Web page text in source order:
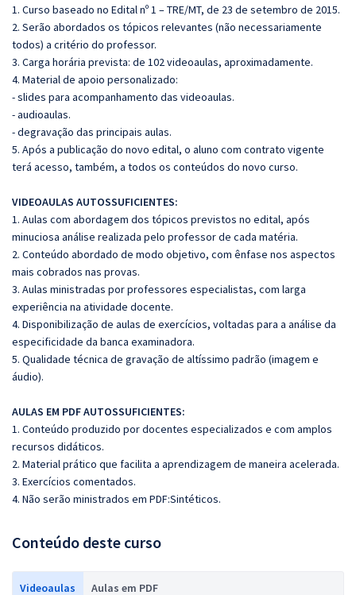
1. Curso baseado no Edital nº 1 – TRE/MT, de 23 de setembro de 2015.
2. Serão abordados os tópicos relevantes (não necessariamente
todos) a critério do professor.
3. Carga horária prevista: de 102 videoaulas, aproximadamente.
4. Material de apoio personalizado:
- slides para acompanhamento das videoaulas.
- audioaulas.
- degravação das principais aulas.
5. Após a publicação do novo edital, o aluno com contrato vigente
terá acesso, também, a todos os conteúdos do novo curso.
VIDEOAULAS AUTOSSUFICIENTES:
1. Aulas com abordagem dos tópicos previstos no edital, após
minuciosa análise realizada pelo professor de cada matéria.
2. Conteúdo abordado de modo objetivo, com ênfase nos aspectos
mais cobrados nas provas.
3. Aulas ministradas por professores especialistas, com larga
experiência na atividade docente.
4. Disponibilização de aulas de exercícios, voltadas para a análise da
especificidade da banca examinadora.
5. Qualidade técnica de gravação de altíssimo padrão (imagem e
áudio).
AULAS EM PDF AUTOSSUFICIENTES:
1. Conteúdo produzido por docentes especializados e com amplos
recursos didáticos.
2. Material prático que facilita a aprendizagem de maneira acelerada.
3. Exercícios comentados.
4. Não serão ministrados em PDF:Sintéticos.
Conteúdo deste curso
Videoaulas Aulas em PDF